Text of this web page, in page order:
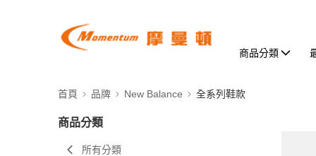
商品分類
首頁 品牌 New Balance 全系列鞋款
商品分類
所有分類